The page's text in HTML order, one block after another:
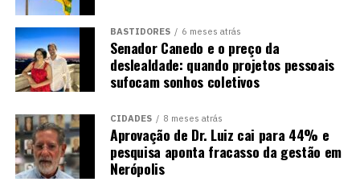
BASTIDORES 6 meses atrás
Senador Canedo e o preço da
deslealdade: quando projetos pessoais
sufocam sonhos coletivos
CIDADES 8 meses atrás
Aprovação de Dr. Luiz cai para 44% e
pesquisa aponta fracasso da gestão em
Nerópolis